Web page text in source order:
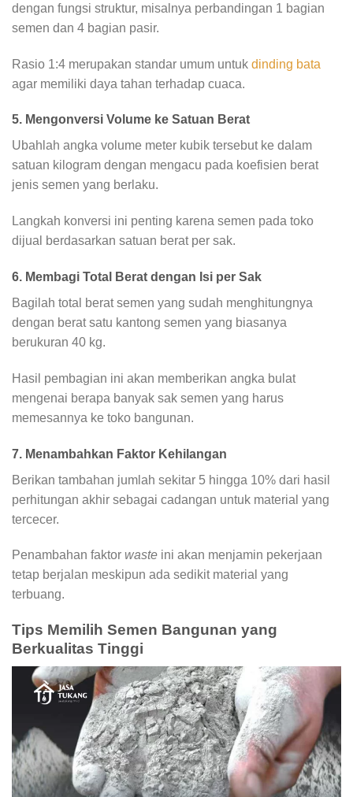
dengan fungsi struktur, misalnya perbandingan 1 bagian
semen dan 4 bagian pasir.
Rasio 1:4 merupakan standar umum untuk dinding bata
agar memiliki daya tahan terhadap cuaca.
5. Mengonversi Volume ke Satuan Berat
Ubahlah angka volume meter kubik tersebut ke dalam
satuan kilogram dengan mengacu pada koefisien berat
jenis semen yang berlaku.
Langkah konversi ini penting karena semen pada toko
dijual berdasarkan satuan berat per sak.
6. Membagi Total Berat dengan Isi per Sak
Bagilah total berat semen yang sudah menghitungnya
dengan berat satu kantong semen yang biasanya
berukuran 40 kg.
Hasil pembagian ini akan memberikan angka bulat
mengenai berapa banyak sak semen yang harus
memesannya ke toko bangunan.
7. Menambahkan Faktor Kehilangan
Berikan tambahan jumlah sekitar 5 hingga 10% dari hasil
perhitungan akhir sebagai cadangan untuk material yang
tercecer.
Penambahan faktor waste ini akan menjamin pekerjaan
tetap berjalan meskipun ada sedikit material yang
terbuang.
Tips Memilih Semen Bangunan yang
Berkualitas Tinggi